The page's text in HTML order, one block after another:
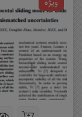
ویژه